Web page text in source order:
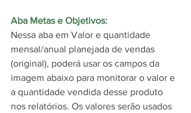
Aba Metas e Objetivos:
Nessa aba em Valor e quantidade
mensal/anual planejada de vendas
(original), poderá usar os campos da
imagem abaixo para monitorar o valor e
a quantidade vendida desse produto
nos relatórios. Os valores serão usados